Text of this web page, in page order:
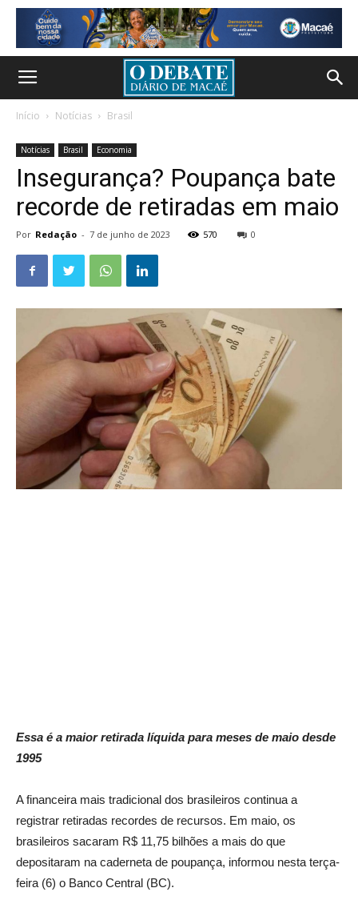
Início Notícias Brasil
Notícias Brasil Economia
Insegurança? Poupança bate
recorde de retiradas em maio
Por Redação - 7 de junho de 2023 570 0
Essa é a maior retirada líquida para meses de maio desde
1995
A financeira mais tradicional dos brasileiros continua a
registrar retiradas recordes de recursos. Em maio, os
brasileiros sacaram R$ 11,75 bilhões a mais do que
depositaram na caderneta de poupança, informou nesta terça-
feira (6) o Banco Central (BC).